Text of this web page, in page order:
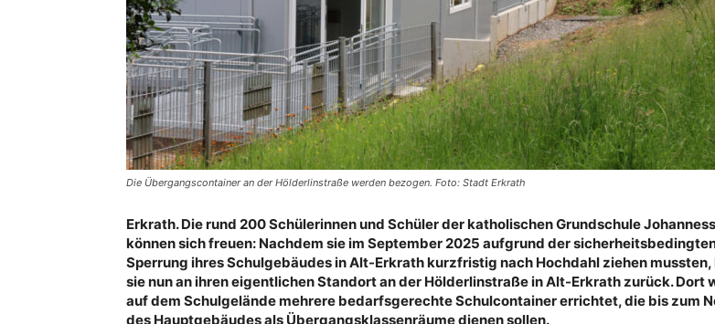
Die Übergangscontainer an der Hölderlinstraße werden bezogen. Foto: Stadt Erkrath
Erkrath. Die rund 200 Schülerinnen und Schüler der katholischen Grundschule
können sich freuen: Nachdem sie im September 2025 aufgrund der
Sperrung ihres Schulgebäudes in Alt-Erkrath kurzfristig nach Hochdahl ziehen mussten,
sie nun an ihren eigentlichen Standort an der Hölderlinstraße in Alt-Erkrath zurück. Dort
auf dem Schulgelände mehrere bedarfsgerechte Schulcontainer errichtet, die bis zum
des Hauptgebäudes als Übergangsklassenräume dienen sollen.